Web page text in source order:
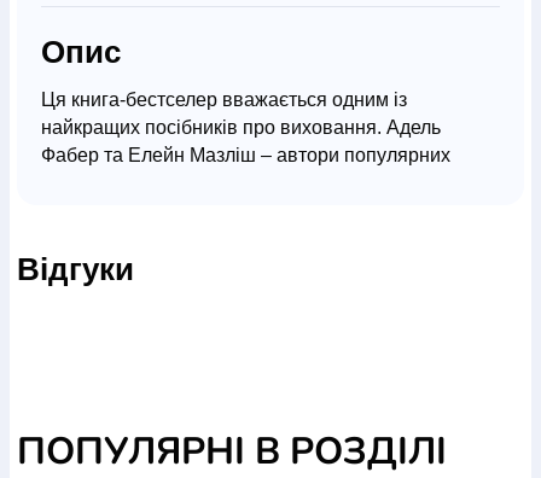
Опис
Ця книга-бестселер вважається одним із
найкращих посібників про виховання. Адель
Фабер та Елейн Мазліш – автори популярних
дітьми, дають практичні поради, перевірені як на
Відгуки
ПОПУЛЯРНІ В РОЗДІЛІ